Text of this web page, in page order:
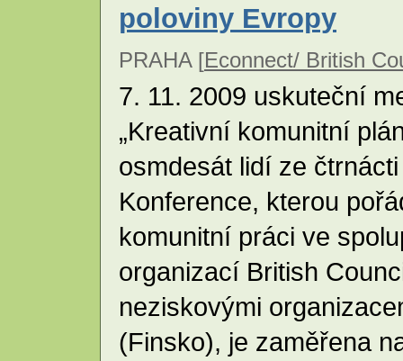
poloviny Evropy
PRAHA [Econnect/ British
7. 11. 2009 uskuteční
„Kreativní komunitní
osmdesát lidí ze
Konference, kterou
komunitní práci ve
organizací British
neziskovými
(Finsko), je zaměřena